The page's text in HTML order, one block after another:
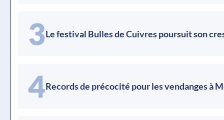
3Le festival Bulles de Cuivres poursuit son
4Records de précocité pour les vendanges à